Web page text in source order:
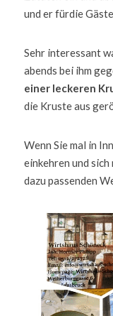
und er fürdie
Sehr interessant
abends bei ihm
einer leckeren
die Kruste aus
Wenn Sie mal in
einkehren und
dazu passenden